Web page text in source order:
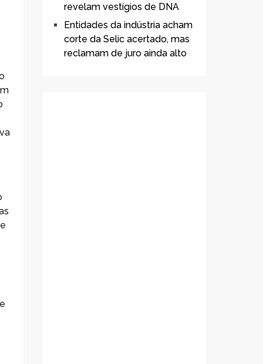
revelam vestígios de DNA
Entidades da indústria acham
corte da Selic acertado, mas
reclamam de juro ainda alto